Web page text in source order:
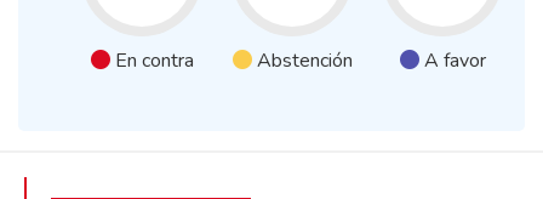
En contra Abstención A favor